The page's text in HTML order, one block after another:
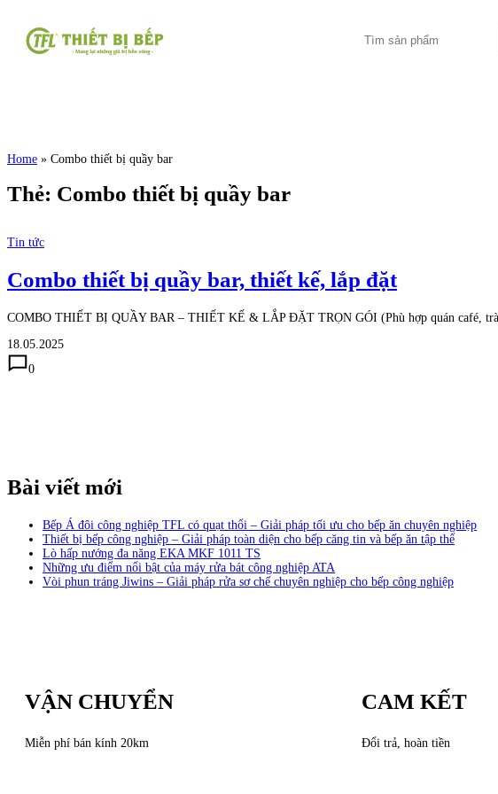
Home » Combo thiết bị quầy bar
Thẻ: Combo thiết bị quầy bar
Tin tức
Combo thiết bị quầy bar, thiết kế, lắp đặt
COMBO THIẾT BỊ QUẦY BAR – THIẾT KẾ & LẮP ĐẶT TRỌN GÓI (Phù hợp quán café,
18.05.2025
0
Bài viết mới
Bếp Á đôi công nghiệp TFL có quạt thổi – Giải pháp tối ưu cho bếp ăn chuyên nghiệp
Thiết bị bếp công nghiệp – Giải pháp toàn diện cho bếp căng tin và bếp ăn tập thể
Lò hấp nướng đa năng EKA MKF 1011 TS
Những ưu điểm nổi bật của máy rửa bát công nghiệp ATA
Vòi phun tráng Jiwins – Giải pháp rửa sơ chế chuyên nghiệp cho bếp công nghiệp
VẬN CHUYỂN
Miễn phí bán kính 20km
CAM KẾT
Đổi trả, hoàn tiền